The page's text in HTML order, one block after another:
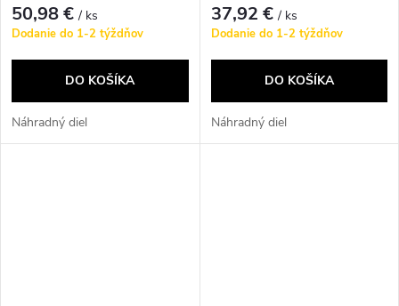
50,98 €/ ks
Dodanie do 1-2 týždňov
DO KOŠÍKA
Náhradný diel
37,92 €/ ks
Dodanie do 1-2 týždňov
DO KOŠÍKA
Náhradný diel